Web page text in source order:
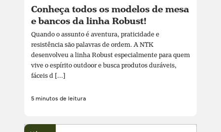
Conheça todos os modelos de mesa
e bancos da linha Robust!
Quando o assunto é aventura, praticidade e
resistência são palavras de ordem. A NTK
desenvolveu a linha Robust especialmente para quem
vive o espírito outdoor e busca produtos duráveis,
fáceis d [...]
5 minutos de leitura